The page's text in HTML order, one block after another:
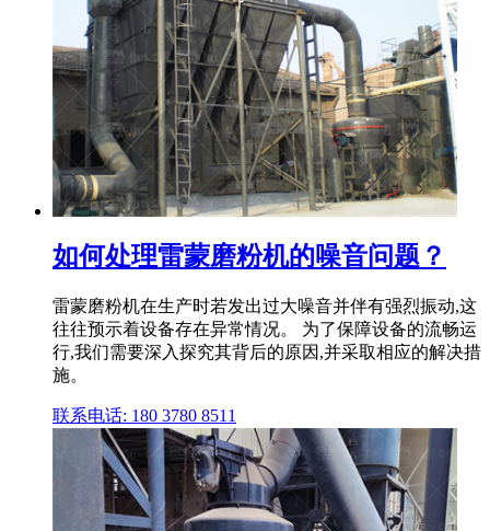
如何处理雷蒙磨粉机的噪音问题？
雷蒙磨粉机在生产时若发出过大噪音并伴有强烈振动,这
往往预示着设备存在异常情况。 为了保障设备的流畅运
行,我们需要深入探究其背后的原因,并采取相应的解决措
施。
联系电话: 180 3780 8511